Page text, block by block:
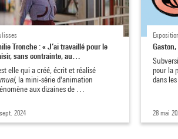
Tronche : « J’ai travaillé pour le
sans contrainte, au…
elle qui a créé, écrit et réalisé
, la mini-série d'animation
aux dizaines de …
2024
pour la
dans
28 mai